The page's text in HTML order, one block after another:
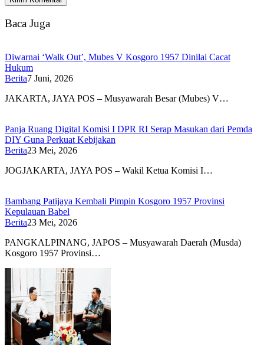
Baca Juga
Diwarnai ‘Walk Out’, Mubes V Kosgoro 1957 Dinilai Cacat
Hukum
Berita7 Juni, 2026
JAKARTA, JAYA POS – Musyawarah Besar (Mubes) V…
Panja Ruang Digital Komisi I DPR RI Serap Masukan dari Pemda
DIY Guna Perkuat Kebijakan
Berita23 Mei, 2026
JOGJAKARTA, JAYA POS – Wakil Ketua Komisi I…
Bambang Patijaya Kembali Pimpin Kosgoro 1957 Provinsi
Kepulauan Babel
Berita23 Mei, 2026
PANGKALPINANG, JAPOS – Musyawarah Daerah (Musda)
Kosgoro 1957 Provinsi…